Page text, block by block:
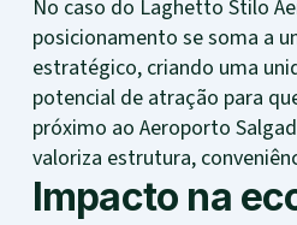
No caso do Laghetto Stilo
posicionamento se soma a
estratégico, criando uma
potencial de atração para
próximo ao Aeroporto
valoriza estrutura,
Impacto na